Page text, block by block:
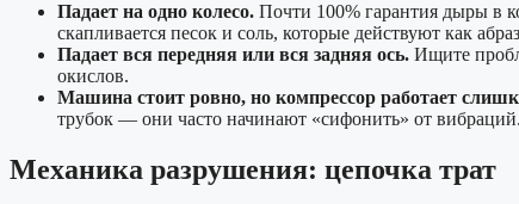
Падает на одно колесо. Почти 100% гарантия дыры в
скапливается песок и соль, которые действуют как
Падает вся передняя или вся задняя ось. Ищите
окислов.
Машина стоит ровно, но компрессор работает
трубок — они часто начинают «сифонить» от вибраций.
Механика разрушения: цепочка трат